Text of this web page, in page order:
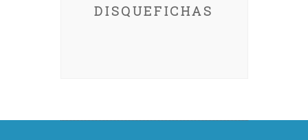
DISQUEFICHAS